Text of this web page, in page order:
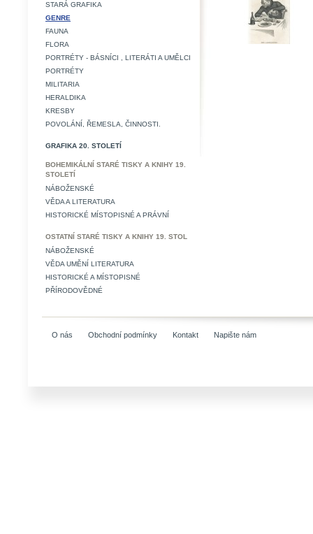
STARÁ GRAFIKA
GENRE
FAUNA
FLORA
PORTRÉTY - BÁSNÍCI , LITERÁTI A UMĚLCI
PORTRÉTY
MILITARIA
HERALDIKA
KRESBY
POVOLÁNÍ, ŘEMESLA, ČINNOSTI.
GRAFIKA 20. STOLETÍ
BOHEMIKÁLNÍ STARÉ TISKY A KNIHY 19.
STOLETÍ
NÁBOŽENSKÉ
VĚDA A LITERATURA
HISTORICKÉ MÍSTOPISNÉ A PRÁVNÍ
OSTATNÍ STARÉ TISKY A KNIHY 19. STOL
NÁBOŽENSKÉ
VĚDA UMĚNÍ LITERATURA
HISTORICKÉ A MÍSTOPISNÉ
PŘÍRODOVĚDNÉ
O nás Obchodní podmínky Kontakt Napište nám